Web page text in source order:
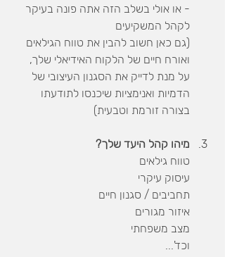
- או אולי בשלב הזה אתה פונה בעיקר
לקהל המשקיעים
(גם כאן חשוב להבין את טווח הגילאים
ואורח חיים של הלקוח האידיאלי שלך,
על מנת לדייק את הסגנון העיצובי של
הדמיות ואנימציות שיכנסו לתודעתו
בצורה זורמת וטבעית)
מיהו קהל היעד שלך?
טווח גילאים
עיסוק עיקרי
תחביבים / סגנון חיים
איזור מגורים
מצב משפחתי
וכד'...